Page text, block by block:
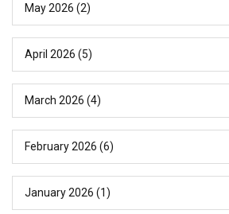
May 2026 (2)
April 2026 (5)
March 2026 (4)
February 2026 (6)
January 2026 (1)